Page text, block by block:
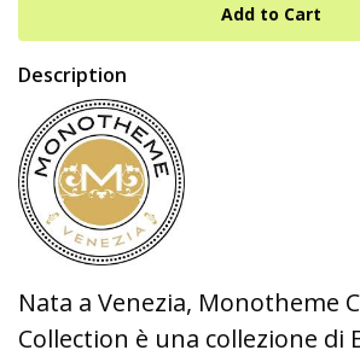
Description
Nata a Venezia, Monotheme
Collection è una collezione di